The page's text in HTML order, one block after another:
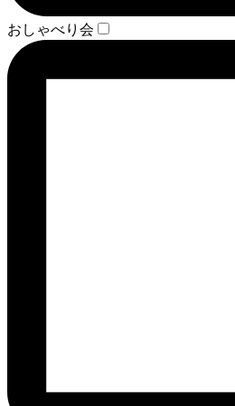
おしゃべり会